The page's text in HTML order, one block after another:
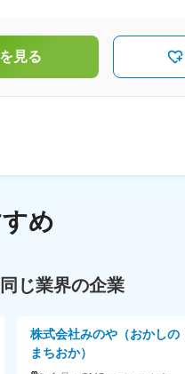
見る
め
じ業界の企業
株式会社みのや（おかしの
まちおか）